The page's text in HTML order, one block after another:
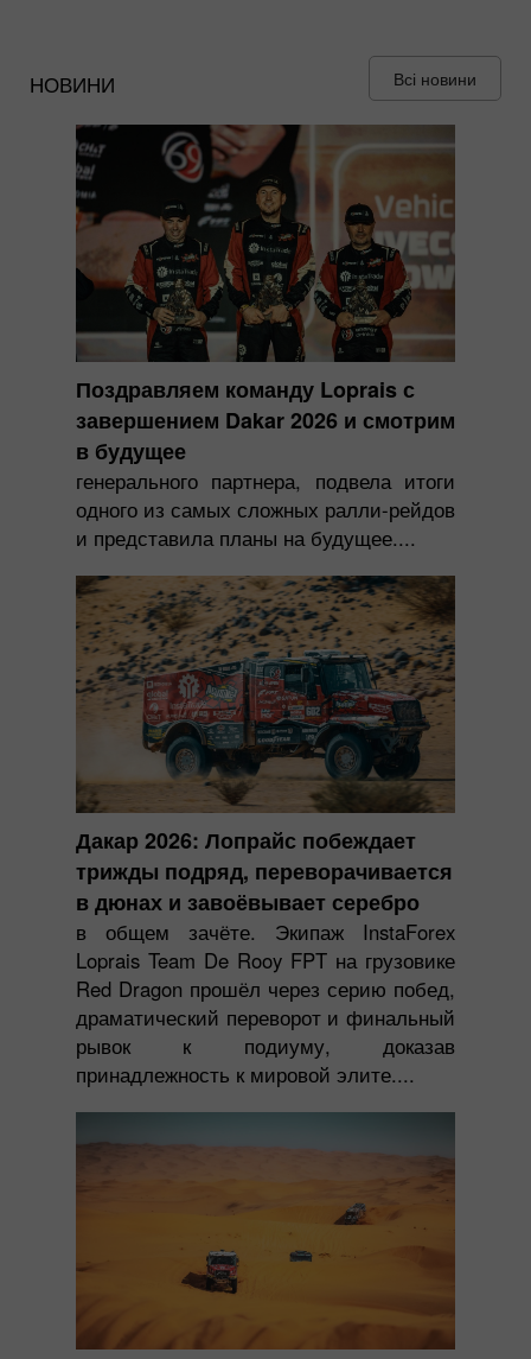
НОВИНИ Всі новини
Поздравляем команду Loprais с
завершением Dakar 2026 и смотрим
в будущее
генерального партнера, подвела итоги
одного из самых сложных ралли-рейдов
и представила планы на будущее....
Дакар 2026: Лопрайс побеждает
трижды подряд, переворачивается
в дюнах и завоёвывает серебро
в общем зачёте. Экипаж InstaForex
Loprais Team De Rooy FPT на грузовике
Red Dragon прошёл через серию побед,
драматический переворот и финальный
рывок к подиуму, доказав
принадлежность к мировой элите....